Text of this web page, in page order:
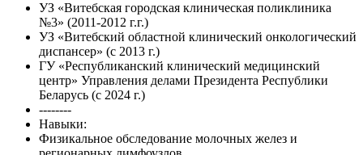
УЗ «Витебская городская клиническая поликлиника
№3» (2011-2012 г.г.)
УЗ «Витебский областной клинический онкологический
диспансер» (с 2013 г.)
ГУ «Республиканский клинический медицинский
центр» Управления делами Президента Республики
Беларусь (с 2024 г.)
--------
Навыки:
Физикальное обследование молочных желез и